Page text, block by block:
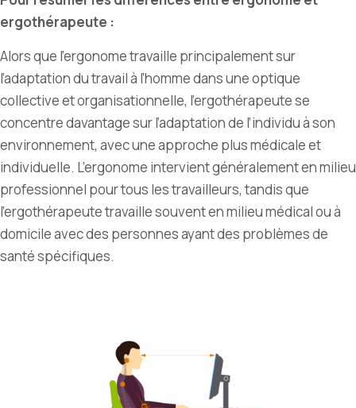
ergothérapeute :
Alors que l’ergonome travaille principalement sur
l’adaptation du travail à l’homme dans une optique
collective et organisationnelle, l’ergothérapeute se
concentre davantage sur l’adaptation de l’individu à son
environnement, avec une approche plus médicale et
individuelle. L’ergonome intervient généralement en milieu
professionnel pour tous les travailleurs, tandis que
l’ergothérapeute travaille souvent en milieu médical ou à
domicile avec des personnes ayant des problèmes de
santé spécifiques.